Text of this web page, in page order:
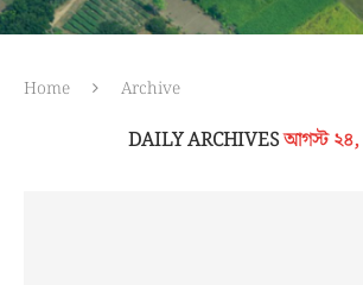
Home Archive
DAILY ARCHIVESআগস্ট ২৪,